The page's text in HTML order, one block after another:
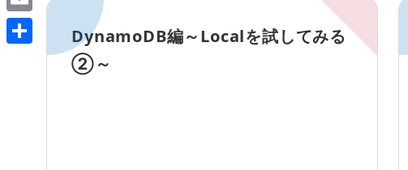
DynamoDB編～Localを試してみる
②～
c
e
w
i
E